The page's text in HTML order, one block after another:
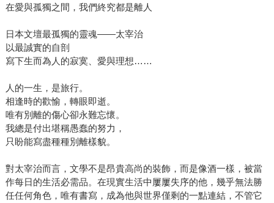
在愛與孤獨之間，我們終究都是離人
日本文壇最孤獨的靈魂——太宰治
以最誠實的自剖
寫下生而為人的寂寞、愛與理想……
人的一生，是旅行。
相逢時的歡愉，轉眼即逝。
唯有別離的傷心卻永難忘懷。
我總是付出堪稱愚蠢的努力，
只盼能寫盡種種別離樣貌。
對太宰治而言，文學不是昂貴高尚的裝飾，而是像酒一樣，被當
作每日的生活必需品。在現實生活中屢屢失序的他，幾乎無法勝
任任何角色，唯有書寫，成為他與世界僅剩的一點連結，不管它